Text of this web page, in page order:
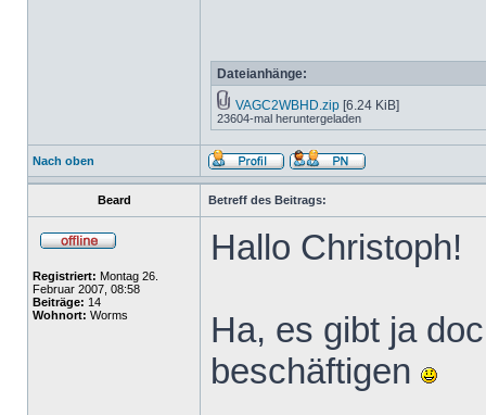
Dateianhänge:
VAGC2WBHD.zip [6.24 KiB]
23604-mal heruntergeladen
Nach oben
Beard Betreff des Beitrags:
Registriert: Montag 26.
Februar 2007, 08:58
Beiträge: 14
Wohnort: Worms
Hallo Christoph!
Ha, es gibt ja
beschäftigen